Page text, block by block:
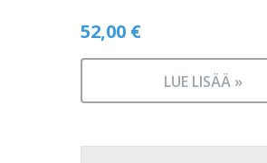
52,00 €
LUE LISÄÄ »